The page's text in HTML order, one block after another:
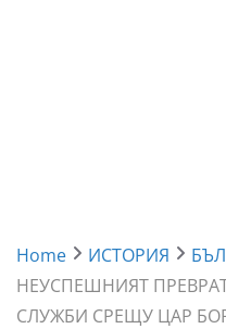
Home ИСТОРИЯ
НЕУСПЕШНИЯТ
СЛУЖБИ СРЕЩУ ЦАР